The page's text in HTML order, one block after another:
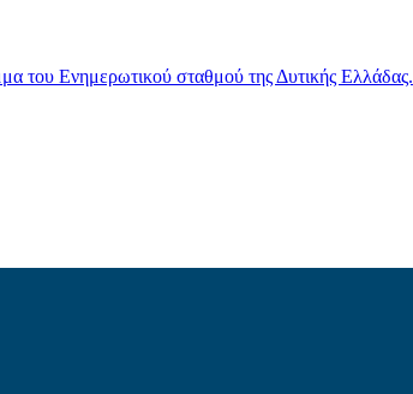
του Ενημερωτικού σταθμού της Δυτικής Ελλάδας.